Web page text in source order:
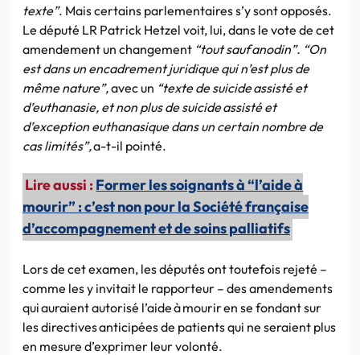
texte”. Mais certains parlementaires s’y sont opposés.
Le député LR Patrick Hetzel voit, lui, dans le vote de cet
amendement un changement “tout sauf anodin”. “On
est dans un encadrement juridique qui n’est plus de
même nature”,avec un “texte de suicide assisté et
d’euthanasie, et non plus de suicide assisté et
d’exception euthanasique dans un certain nombre de
cas limités”,a-t-il pointé.
Lire aussi :Former les soignants à “l’aide à
mourir” : c’est non pour la Société française
d’accompagnement et de soins palliatifs
Lors de cet examen, les députés ont toutefois rejeté –
comme les y invitait le rapporteur – des amendements
qui auraient autorisé l’aide à mourir en se fondant sur
les directives anticipées de patients qui ne seraient plus
en mesure d’exprimer leur volonté.